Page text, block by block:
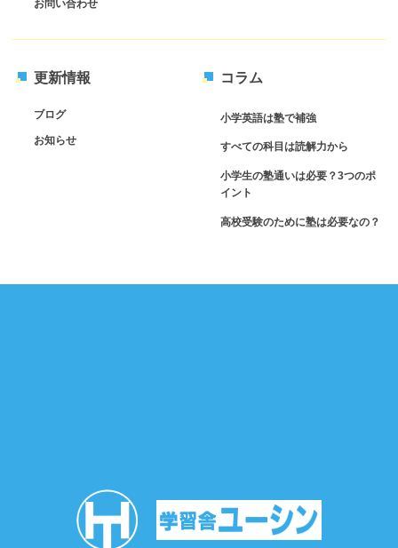
お問い合わせ
更新情報
ブログ
お知らせ
コラム
小学英語は塾で補強
すべての科目は読解力から
小学生の塾通いは必要？3つのポ
イント
高校受験のために塾は必要なの？